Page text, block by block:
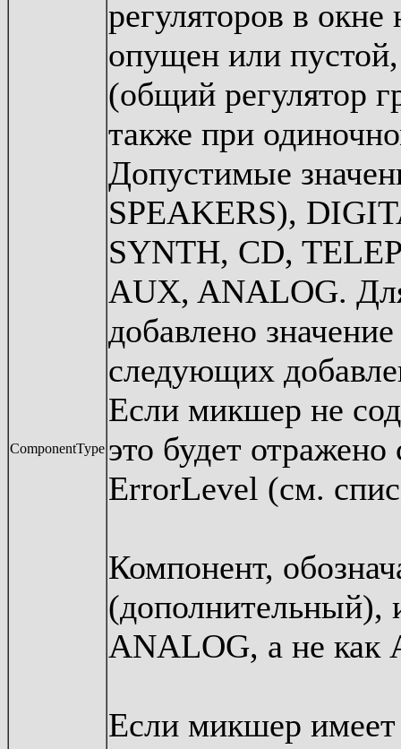
ComponentType
регуляторов в
опущен или
(общий регулятор
также при
Допустимые
SPEAKERS),
SYNTH, CD,
AUX, ANALOG.
добавлено
следующих
Если микшер не
это будет
ErrorLevel (см.
Компонент,
(дополнительный),
ANALOG, а не как
Если микшер имеет